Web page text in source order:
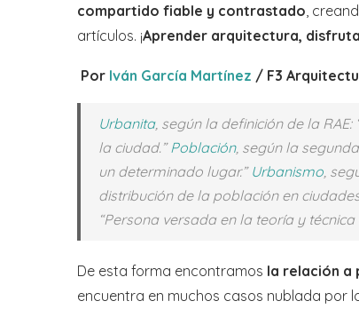
compartido fiable y contrastado ,
artículos. ¡Aprender arquitectura,
Por Iván García Martínez / F3
Urbanita, según la definición de la
la ciudad.”Población, según la
un determinado lugar.” Urbanismo ,
distribución de la población en
“Persona versada en la teoría y
De esta forma encontramos la relación a
encuentra en muchos casos nublada por